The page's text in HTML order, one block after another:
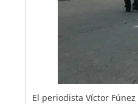
El periodista Víctor